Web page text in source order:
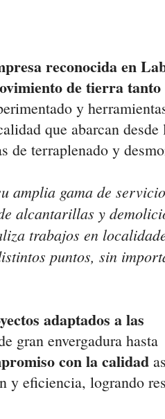
reconocida en
de tierra tanto
y
que abarcan desde
de terraplenado y
amplia gama de
alcantarillas y
trabajos en
puntos, sin
adaptados a las
gran envergadura hasta
con la calidad
y eficiencia, logrando